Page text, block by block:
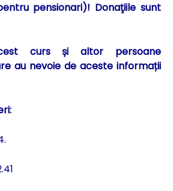
pensionari)! Donaţiile sunt
curs și altor persoane
au nevoie de aceste informații